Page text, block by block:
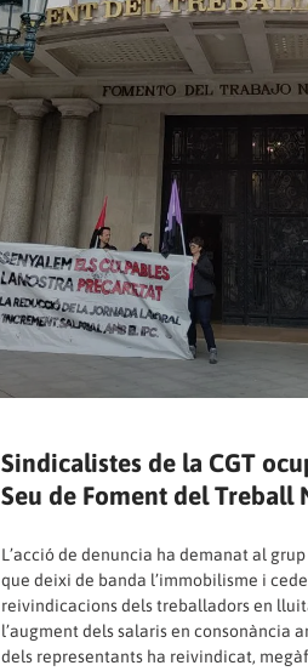
Sindicalistes de la CGT
Seu de Foment del Treball
L’acció de denuncia ha demanat al
que deixi de banda l’immobilisme i
reivindicacions dels treballadors en
l’augment dels salaris en consonància
dels representants ha reivindicat,